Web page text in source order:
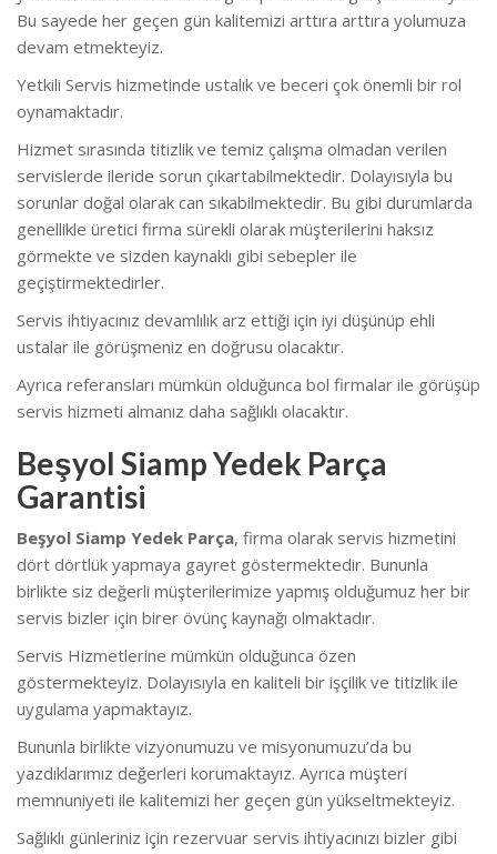
Bu sayede her geçen gün kalitemizi arttıra arttıra yolumuza
devam etmekteyiz.
Yetkili Servis hizmetinde ustalık ve beceri çok önemli bir rol
oynamaktadır.
Hizmet sırasında titizlik ve temiz çalışma olmadan verilen
servislerde ileride sorun çıkartabilmektedir. Dolayısıyla bu
sorunlar doğal olarak can sıkabilmektedir. Bu gibi durumlarda
genellikle üretici firma sürekli olarak müşterilerini haksız
görmekte ve sizden kaynaklı gibi sebepler ile
geçiştirmektedirler.
Servis ihtiyacınız devamlılık arz ettiği için iyi düşünüp ehli
ustalar ile görüşmeniz en doğrusu olacaktır.
Ayrıca referansları mümkün olduğunca bol firmalar ile görüşüp
servis hizmeti almanız daha sağlıklı olacaktır.
Beşyol Siamp Yedek Parça
Garantisi
Beşyol Siamp Yedek Parça, firma olarak servis hizmetini
dört dörtlük yapmaya gayret göstermektedir. Bununla
birlikte siz değerli müşterilerimize yapmış olduğumuz her bir
servis bizler için birer övünç kaynağı olmaktadır.
Servis Hizmetlerine mümkün olduğunca özen
göstermekteyiz. Dolayısıyla en kaliteli bir işçilik ve titizlik ile
uygulama yapmaktayız.
Bununla birlikte vizyonumuzu ve misyonumuzu’da bu
yazdıklarımız değerleri korumaktayız. Ayrıca müşteri
memnuniyeti ile kalitemizi her geçen gün yükseltmekteyiz.
Sağlıklı günleriniz için rezervuar servis ihtiyacınızı bizler gibi